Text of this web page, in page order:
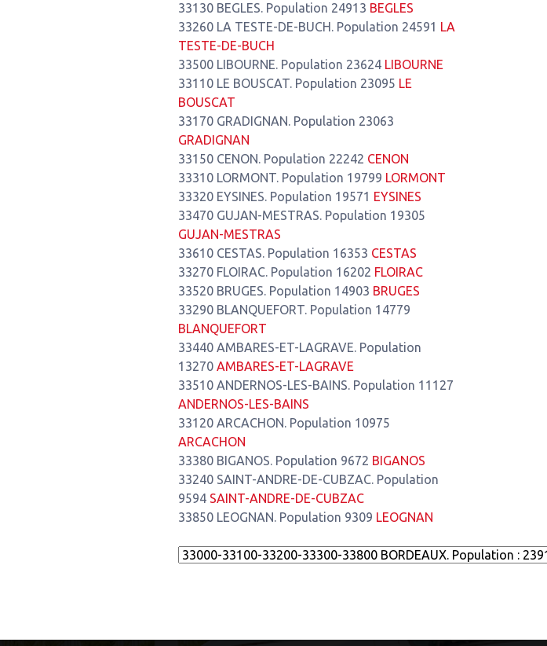
33130 BEGLES. Population 24913 BEGLES
33260 LA TESTE-DE-BUCH. Population 24591 LA
TESTE-DE-BUCH
33500 LIBOURNE. Population 23624 LIBOURNE
33110 LE BOUSCAT. Population 23095 LE
BOUSCAT
33170 GRADIGNAN. Population 23063
GRADIGNAN
33150 CENON. Population 22242 CENON
33310 LORMONT. Population 19799 LORMONT
33320 EYSINES. Population 19571 EYSINES
33470 GUJAN-MESTRAS. Population 19305
GUJAN-MESTRAS
33610 CESTAS. Population 16353 CESTAS
33270 FLOIRAC. Population 16202 FLOIRAC
33520 BRUGES. Population 14903 BRUGES
33290 BLANQUEFORT. Population 14779
BLANQUEFORT
33440 AMBARES-ET-LAGRAVE. Population
13270 AMBARES-ET-LAGRAVE
33510 ANDERNOS-LES-BAINS. Population 11127
ANDERNOS-LES-BAINS
33120 ARCACHON. Population 10975
ARCACHON
33380 BIGANOS. Population 9672 BIGANOS
33240 SAINT-ANDRE-DE-CUBZAC. Population
9594 SAINT-ANDRE-DE-CUBZAC
33850 LEOGNAN. Population 9309 LEOGNAN